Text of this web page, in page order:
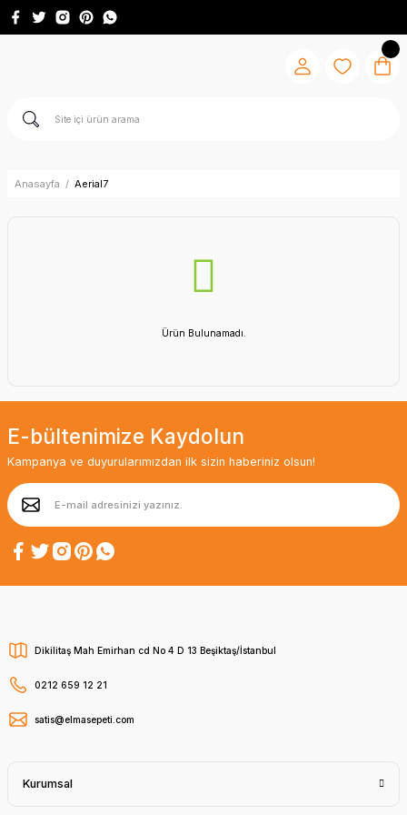
Anasayfa Aerial7
Ürün Bulunamadı.
E-bültenimize Kaydolun
Kampanya ve duyurularımızdan ilk sizin haberiniz olsun!
Dikilitaş Mah Emirhan cd No 4 D 13 Beşiktaş/İstanbul
0212 659 12 21
satis@elmasepeti.com
Kurumsal